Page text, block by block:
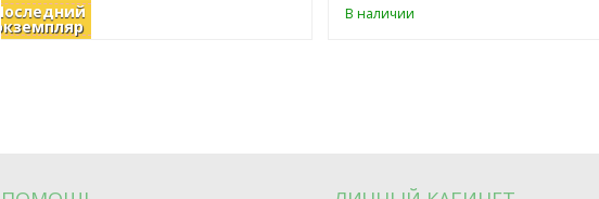
Последний
экземпляр
В наличии В наличии